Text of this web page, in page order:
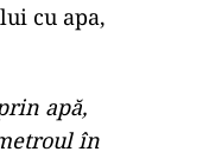
cu apa,
apă,
în